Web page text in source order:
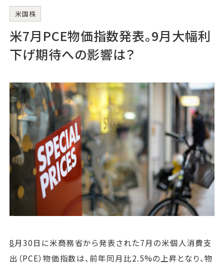
無料講座
コラム
無料ご相談 ログイン
運営会社
ファミリーオフィスとは
関連書籍
メールマガジン登録
よくある質問
米国株
米7月PCE物価指数発表。9月大幅利
下げ期待への影響は？
8月30日に米商務省から発表された7月の米個人消費支
出（PCE）物価指数は、前年同月比2.5%の上昇となり、物